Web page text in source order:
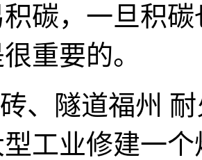
碳，一旦积
重要的。
、隧道福州
工业修建一